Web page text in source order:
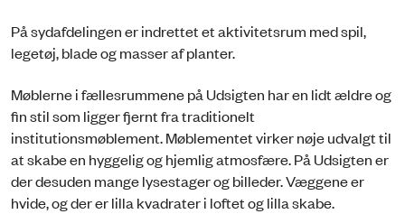
På sydafdelingen er indrettet et aktivitetsrum med spil,
legetøj, blade og masser af planter.
Møblerne i fællesrummene på Udsigten har en lidt ældre og
fin stil som ligger fjernt fra traditionelt
institutionsmøblement. Møblementet virker nøje udvalgt til
at skabe en hyggelig og hjemlig atmosfære. På Udsigten er
der desuden mange lysestager og billeder. Væggene er
hvide, og der er lilla kvadrater i loftet og lilla skabe.